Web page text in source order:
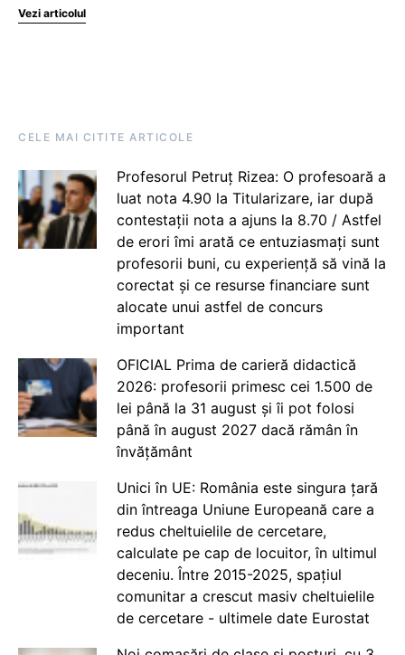
Vezi articolul
CELE MAI CITITE ARTICOLE
Profesorul Petruț Rizea: O profesoară a
luat nota 4.90 la Titularizare, iar după
contestații nota a ajuns la 8.70 / Astfel
de erori îmi arată ce entuziasmați sunt
profesorii buni, cu experiență să vină la
corectat și ce resurse financiare sunt
alocate unui astfel de concurs
important
OFICIAL Prima de carieră didactică
2026: profesorii primesc cei 1.500 de
lei până la 31 august și îi pot folosi
până în august 2027 dacă rămân în
învățământ
Unici în UE: România este singura țară
din întreaga Uniune Europeană care a
redus cheltuielile de cercetare,
calculate pe cap de locuitor, în ultimul
deceniu. Între 2015-2025, spațiul
comunitar a crescut masiv cheltuielile
de cercetare - ultimele date Eurostat